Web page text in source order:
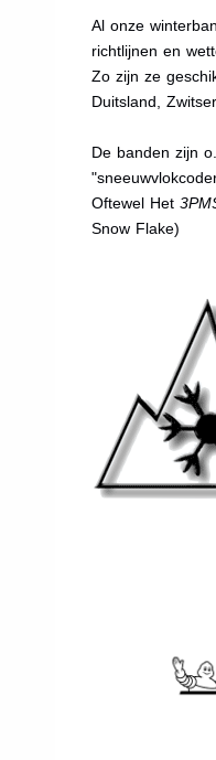
Al onze
richtlijnen en
Zo zijn ze
Duitsland,
De banden zijn
Oftewel Het
Snow Flake)